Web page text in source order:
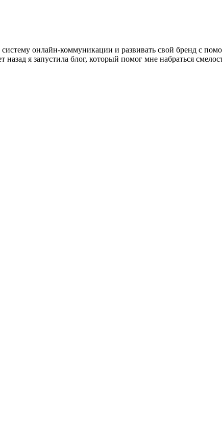
онлайн-коммуникации и развивать свой бренд с
я запустила блог, который помог мне набраться